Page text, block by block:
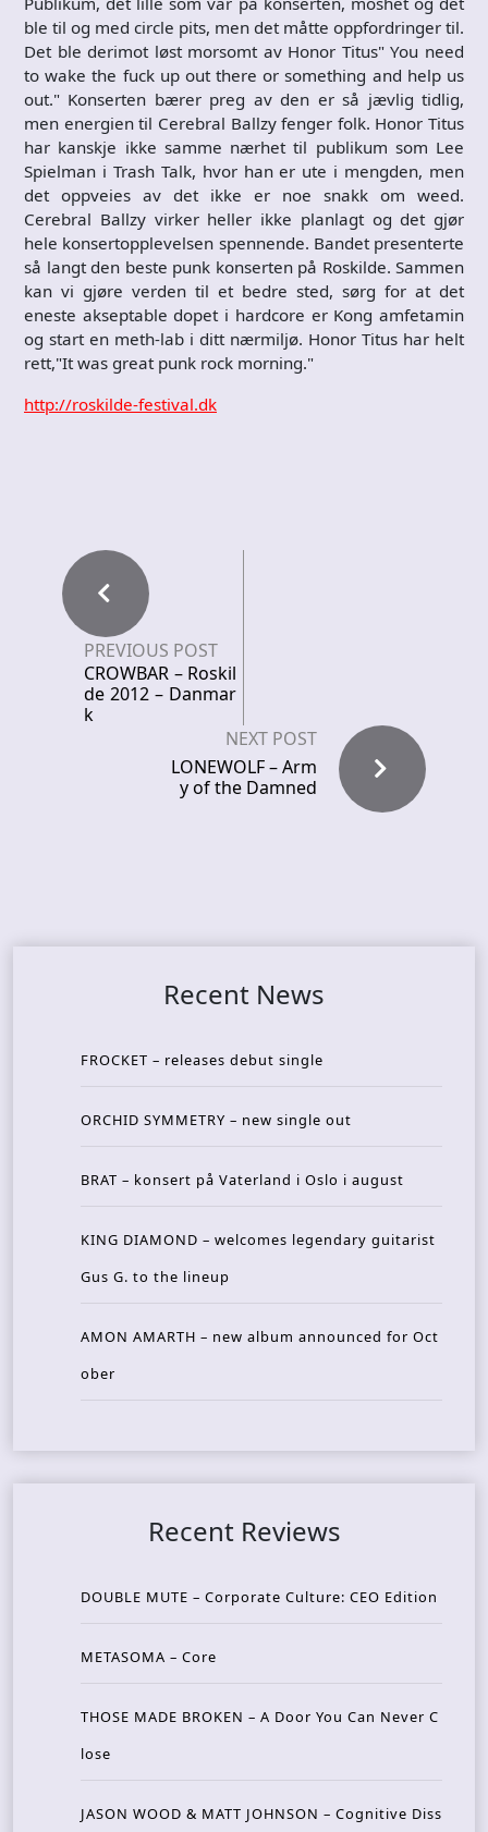
ble til og med circle pits, men det måtte oppfordringer til.
Det ble derimot løst morsomt av Honor Titus" You need
to wake the fuck up out there or something and help us
out." Konserten bærer preg av den er så jævlig tidlig,
men energien til Cerebral Ballzy fenger folk. Honor Titus
har kanskje ikke samme nærhet til publikum som Lee
Spielman i Trash Talk, hvor han er ute i mengden, men
det oppveies av det ikke er noe snakk om weed.
Cerebral Ballzy virker heller ikke planlagt og det gjør
hele konsertopplevelsen spennende. Bandet presenterte
så langt den beste punk konserten på Roskilde. Sammen
kan vi gjøre verden til et bedre sted, sørg for at det
eneste akseptable dopet i hardcore er Kong amfetamin
og start en meth-lab i ditt nærmiljø. Honor Titus har helt
rett,"It was great punk rock morning."
http://roskilde-festival.dk
PREVIOUS POST
CROWBAR – Roskil
de 2012 – Danmar
k
NEXT POST
LONEWOLF – Arm
y of the Damned
Recent News
FROCKET – releases debut single
ORCHID SYMMETRY – new single out
BRAT – konsert på Vaterland i Oslo i august
KING DIAMOND – welcomes legendary guitarist
Gus G. to the lineup
AMON AMARTH – new album announced for Oct
ober
Recent Reviews
DOUBLE MUTE – Corporate Culture: CEO Edition
METASOMA – Core
THOSE MADE BROKEN – A Door You Can Never C
lose
JASON WOOD & MATT JOHNSON – Cognitive Diss